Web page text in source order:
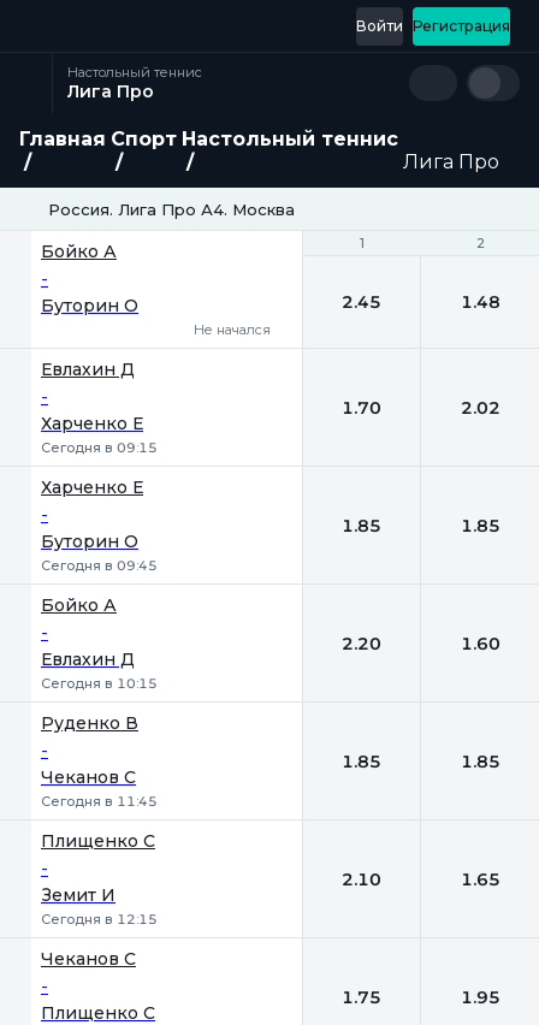
Регистрация
Войти
Настольный теннис
Лига Про
Главная Спорт Настольный теннис
Лига Про
Россия. Лига Про А4. Москва
1 2
Бойко А
-
Буторин О
Не начался
1 2
2.45 1.48
Евлахин Д
-
Харченко Е
Сегодня в 09:15
1.70 2.02
Харченко Е
-
Буторин О
Сегодня в 09:45
1.85 1.85
Бойко А
-
Евлахин Д
Сегодня в 10:15
2.20 1.60
Руденко В
-
Чеканов С
Сегодня в 11:45
1.85 1.85
Плищенко С
-
Земит И
Сегодня в 12:15
2.10 1.65
Чеканов С
-
Плищенко С
1.75 1.95